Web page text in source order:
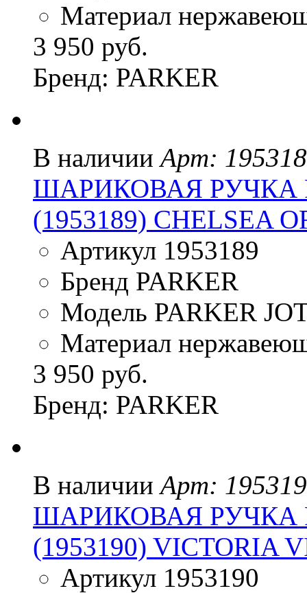
Материал
3 950 руб.
Бренд: PARKER
В наличии Арт:
ШАРИКОВАЯ РУЧКА
(1953189) CHELSEA
Артикул 1953189
Бренд PARKER
Модель PARKER
Материал
3 950 руб.
Бренд: PARKER
В наличии Арт:
ШАРИКОВАЯ РУЧКА
(1953190) VICTORIA
Артикул 1953190